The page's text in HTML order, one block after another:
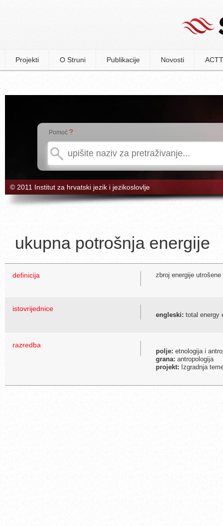
Projekti O Struni Publikacije Novosti
Pomoć ?
© 2011 Institut za hrvatski jezik i jezikoslovlje
ukupna potrošnja energije
definicija zbroj energije
istovrijednice
engleski: total energy
razredba
polje: etnologija i
grana: antropologija
projekt: Izgradnja